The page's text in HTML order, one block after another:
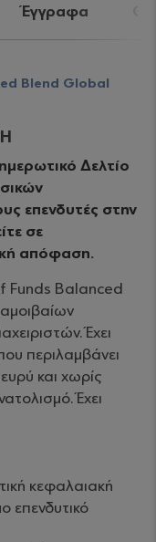
Έγγραφα
Blend Global
Δελτίο
επενδυτές στην
σε
απόφαση.
Funds Balanced
Έχει
περιλαμβάνει
και χωρίς
Έχει
κεφαλαιακή